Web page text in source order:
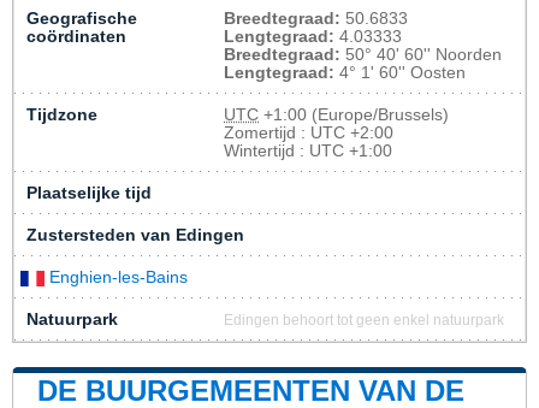
Geografische
coördinaten
Breedtegraad: 50.6833
Lengtegraad: 4.03333
Breedtegraad: 50° 40' 60'' Noorden
Lengtegraad: 4° 1' 60'' Oosten
Tijdzone UTC +1:00 (Europe/Brussels)
Zomertijd : UTC +2:00
Wintertijd : UTC +1:00
Plaatselijke tijd
Zustersteden van Edingen
Enghien-les-Bains
Natuurpark Edingen behoort tot geen enkel natuurpark
DE BUURGEMEENTEN VAN DE